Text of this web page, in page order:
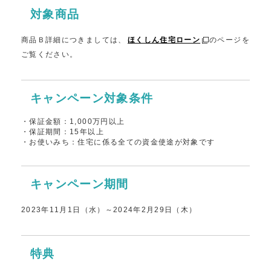
対象商品
商品Ｂ詳細につきましては、 ほくしん住宅ローン
のページを
ご覧ください。
キャンペーン対象条件
・保証金額：1,000万円以上
・保証期間：15年以上
・お使いみち：住宅に係る全ての資金使途が対象です
キャンペーン期間
2023年11月1日（水）～2024年2月29日（木）
特典